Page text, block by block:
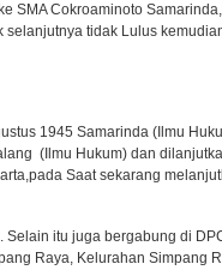
SMA Cokroaminoto
selanjutnya tidak Lulus
1945 Samarinda (Ilmu
(Ilmu Hukum) dan
Saat sekarang
Selain itu juga bergabung di
Raya, Kelurahan Simpang